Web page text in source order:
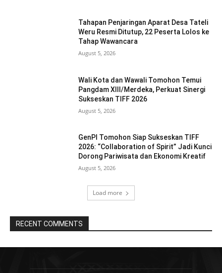
Tahapan Penjaringan Aparat Desa Tateli
Weru Resmi Ditutup, 22 Peserta Lolos ke
Tahap Wawancara
August 5, 2026
Wali Kota dan Wawali Tomohon Temui
Pangdam XIII/Merdeka, Perkuat Sinergi
Sukseskan TIFF 2026
August 5, 2026
GenPI Tomohon Siap Sukseskan TIFF
2026: “Collaboration of Spirit” Jadi Kunci
Dorong Pariwisata dan Ekonomi Kreatif
August 5, 2026
Load more
RECENT COMMENTS